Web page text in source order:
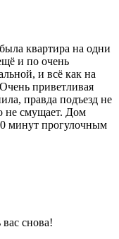
квартира на одни
и по очень
и всё как на
приветливая
правда подъезд не
не смущает. Дом
минут прогулочным
снова!